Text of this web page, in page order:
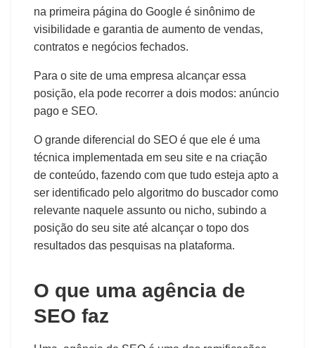
na primeira página do Google é sinônimo de
visibilidade e garantia de aumento de vendas,
contratos e negócios fechados.
Para o site de uma empresa alcançar essa
posição, ela pode recorrer a dois modos: anúncio
pago e SEO.
O grande diferencial do SEO é que ele é uma
técnica implementada em seu site e na criação
de conteúdo, fazendo com que tudo esteja apto a
ser identificado pelo algoritmo do buscador como
relevante naquele assunto ou nicho, subindo a
posição do seu site até alcançar o topo dos
resultados das pesquisas na plataforma.
O que uma agência de
SEO faz